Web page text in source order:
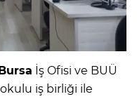
İş Ofisi ve BUÜ
iş birliği ile